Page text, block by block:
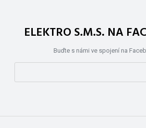
ELEKTRO S.M.S. NA
Buďte s námi ve spojení na